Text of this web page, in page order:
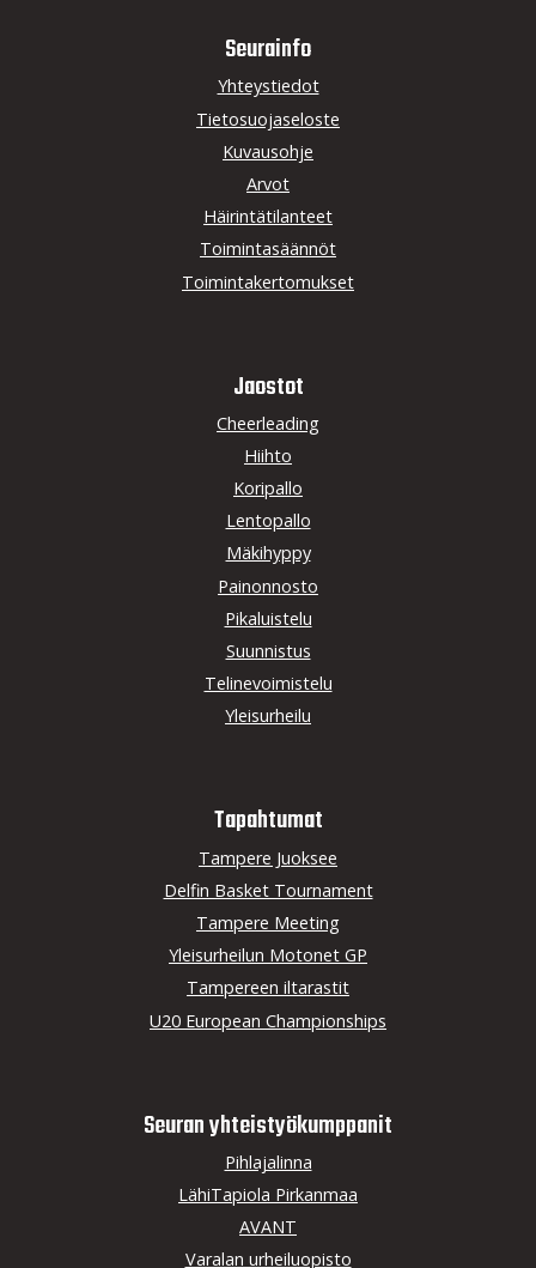
Seurainfo
Yhteystiedot
Tietosuojaseloste
Kuvausohje
Arvot
Häirintätilanteet
Toimintasäännöt
Toimintakertomukset
Jaostot
Cheerleading
Hiihto
Koripallo
Lentopallo
Mäkihyppy
Painonnosto
Pikaluistelu
Suunnistus
Telinevoimistelu
Yleisurheilu
Tapahtumat
Tampere Juoksee
Delfin Basket Tournament
Tampere Meeting
Yleisurheilun Motonet GP
Tampereen iltarastit
U20 European Championships
Seuran yhteistyö­kumppanit
Pihlajalinna
LähiTapiola Pirkanmaa
AVANT
Varalan urheiluopisto